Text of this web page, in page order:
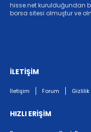
hisse.net kurulduğundan
borsa sitesi olmuştur ve
İLETİŞİM
İletişim Forum Gizlilik
HIZLI ERİŞİM